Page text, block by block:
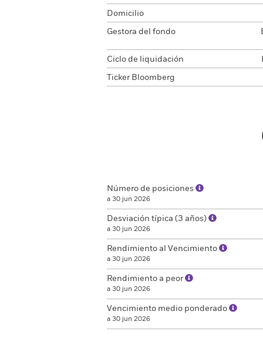
Domicilio
Gestora del fondo
Ciclo de liquidación
Ticker Bloomberg
Número de posiciones
a 30 jun 2026
Desviación típica (3 años)
a 30 jun 2026
Rendimiento al Vencimiento
a 30 jun 2026
Rendimiento a peor
a 30 jun 2026
Vencimiento medio ponderado
a 30 jun 2026